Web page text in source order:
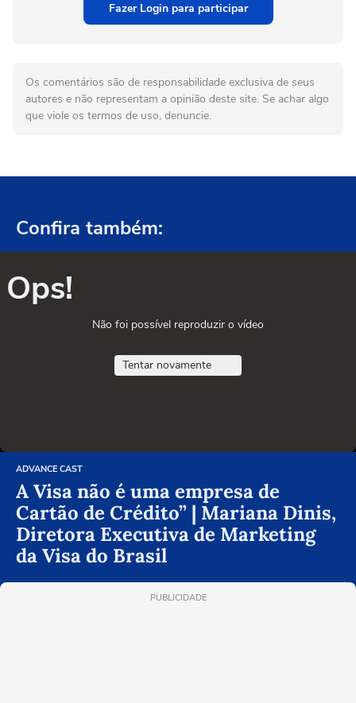
Fazer Login para participar
Os comentários são de responsabilidade exclusiva de seus
autores e não representam a opinião deste site. Se achar algo
que viole os termos de uso, denuncie.
Confira também:
Ops!
Não foi possível reproduzir o vídeo
Tentar novamente
ADVANCE CAST
A Visa não é uma empresa de
Cartão de Crédito” | Mariana Dinis,
Diretora Executiva de Marketing
da Visa do Brasil
PUBLICIDADE